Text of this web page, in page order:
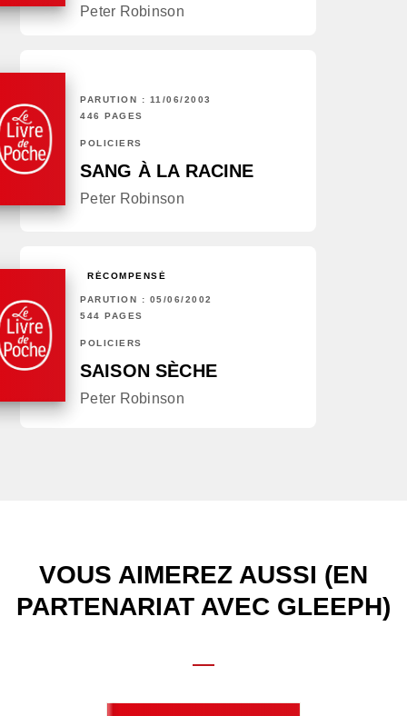
Peter Robinson
PARUTION : 11/06/2003
446 PAGES
POLICIERS
SANG À LA RACINE
Peter Robinson
RÉCOMPENSÉ
PARUTION : 05/06/2002
544 PAGES
POLICIERS
SAISON SÈCHE
Peter Robinson
VOUS AIMEREZ AUSSI (EN
PARTENARIAT AVEC GLEEPH)